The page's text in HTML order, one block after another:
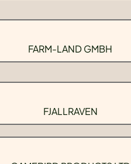
FARM-LAND GMBH
FJALLRAVEN